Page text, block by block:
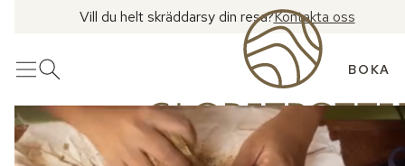
Vill du helt skräddarsy din resa?Kontakta oss
MenyÖppna sök BOKA